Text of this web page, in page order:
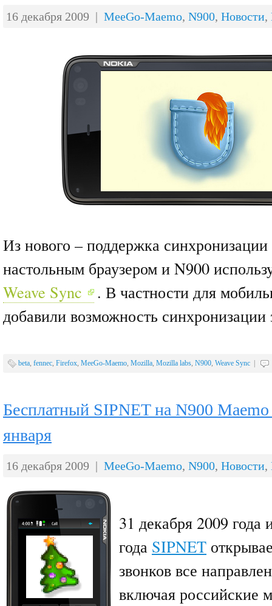
16 декабря 2009 | MeeGo-Maemo, N900, Новости,
Из нового – поддержка
настольным браузером и N900
Weave Sync
. В частности для
добавили возможность синхронизации
beta, fennec, Firefox, MeeGo-Maemo, Mozilla, Mozilla labs, N900, Weave Sync
Бесплатный SIPNET на N900
января
16 декабря 2009 | MeeGo-Maemo, N900, Новости,
31 декабря 2009 года
года SIPNET
звонков все
включая российские